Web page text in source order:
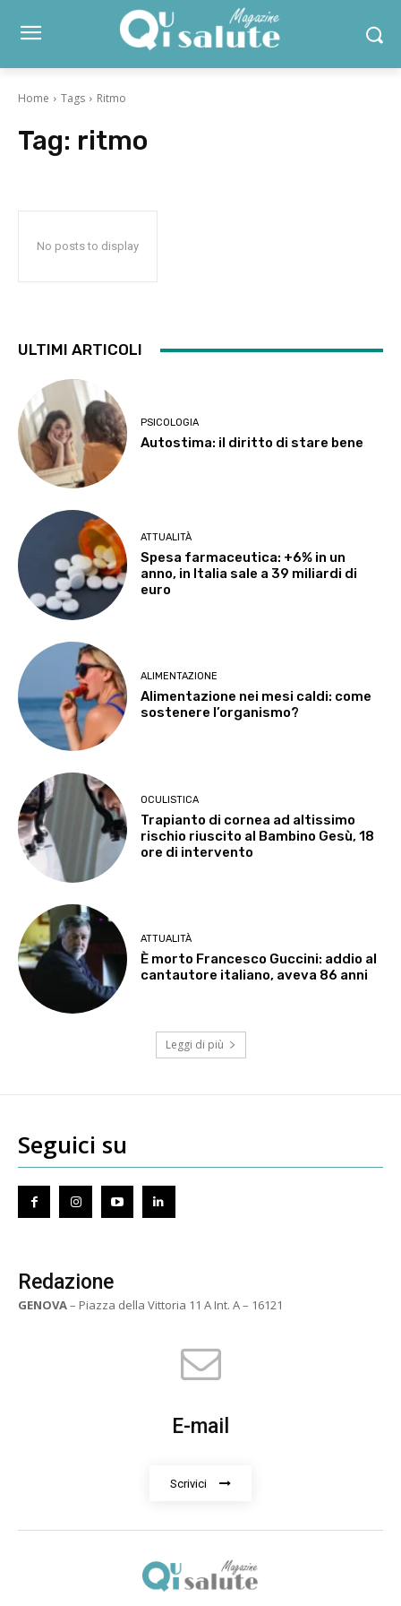
Home Tags Ritmo
Tag: ritmo
No posts to display
ULTIMI ARTICOLI
PSICOLOGIA
Autostima: il diritto di stare bene
ATTUALITÀ
Spesa farmaceutica: +6% in un
anno, in Italia sale a 39 miliardi di
euro
ALIMENTAZIONE
Alimentazione nei mesi caldi: come
sostenere l’organismo?
OCULISTICA
Trapianto di cornea ad altissimo
rischio riuscito al Bambino Gesù, 18
ore di intervento
ATTUALITÀ
È morto Francesco Guccini: addio al
cantautore italiano, aveva 86 anni
Leggi di più
Seguici su
Redazione
GENOVA– Piazza della Vittoria 11 A Int. A – 16121
E-mail
Scrivici